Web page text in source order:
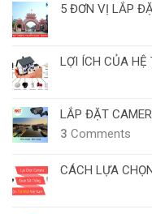
5 ĐƠN VỊ LẮP
LỢI ÍCH CỦA HỆ
LẮP ĐẶT
3 Comments
CÁCH LỰA